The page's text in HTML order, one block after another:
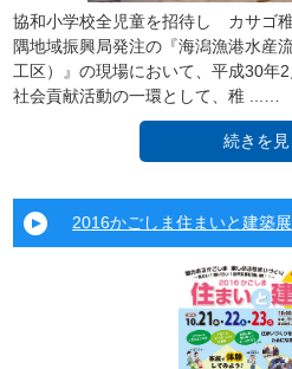
協和小学校全児童を招待し カサゴ
隅地域振興局発注の『海潟漁港水産
工区）』の現場において、平成30年
社会貢献活動の一環として、稚 ...…
続きを見
2016かごしま住まいと建築